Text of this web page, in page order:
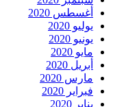
أغسطس 2020
يوليو 2020
يونيو 2020
مايو 2020
أبريل 2020
مارس 2020
فبراير 2020
يناير 2020